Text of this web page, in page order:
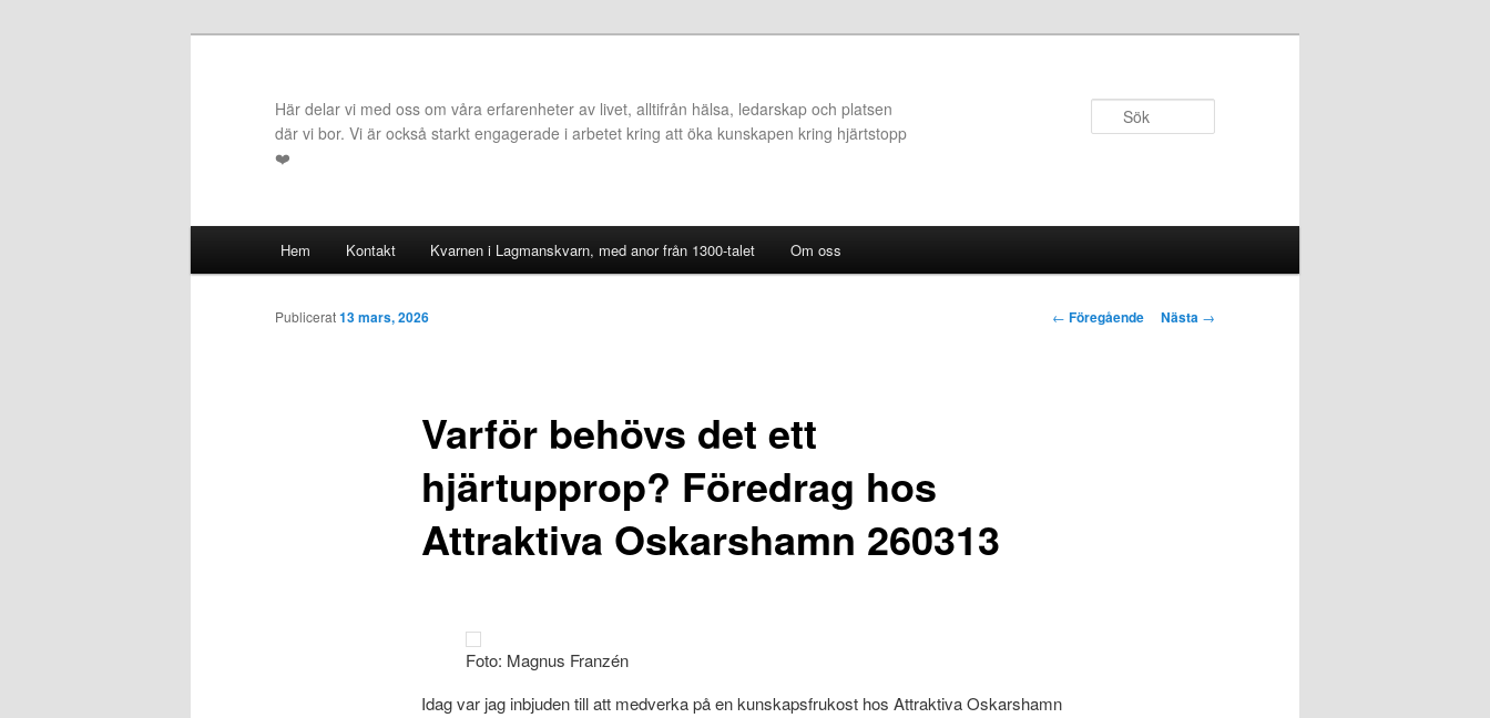
Här delar vi med oss om våra erfarenheter av livet, alltifrån hälsa, ledarskap och platsen
där vi bor. Vi är också starkt engagerade i arbetet kring att öka kunskapen kring hjärtstopp
❤️
Hem Kontakt Kvarnen i Lagmanskvarn, med anor från 1300-talet Om oss
Inläggsnavigering
← Föregående Nästa →
Varför behövs det ett
hjärtupprop? Föredrag hos
Attraktiva Oskarshamn 260313
Publicerat13 mars, 2026
Foto: Magnus Franzén
Idag var jag inbjuden till att medverka på en kunskapsfrukost hos Attraktiva Oskarshamn